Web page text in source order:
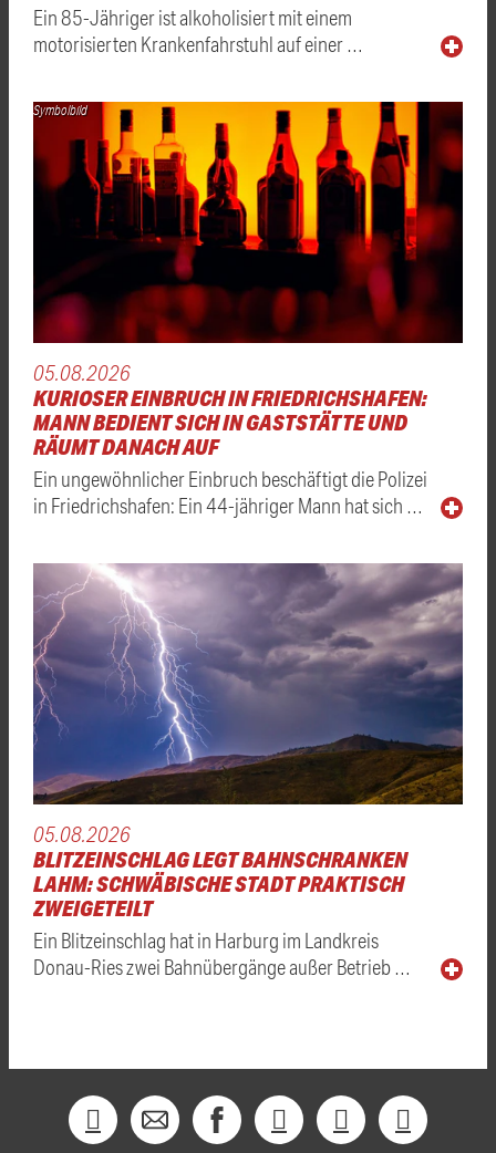
Ein 85-Jähriger ist alkoholisiert mit einem
motorisierten Krankenfahrstuhl auf einer …
Symbolbild
05.08.2026
KURIOSER EINBRUCH IN FRIEDRICHSHAFEN:
MANN BEDIENT SICH IN GASTSTÄTTE UND
RÄUMT DANACH AUF
Ein ungewöhnlicher Einbruch beschäftigt die Polizei
in Friedrichshafen: Ein 44-jähriger Mann hat sich …
05.08.2026
BLITZEINSCHLAG LEGT BAHNSCHRANKEN
LAHM: SCHWÄBISCHE STADT PRAKTISCH
ZWEIGETEILT
Ein Blitzeinschlag hat in Harburg im Landkreis
Donau-Ries zwei Bahnübergänge außer Betrieb …